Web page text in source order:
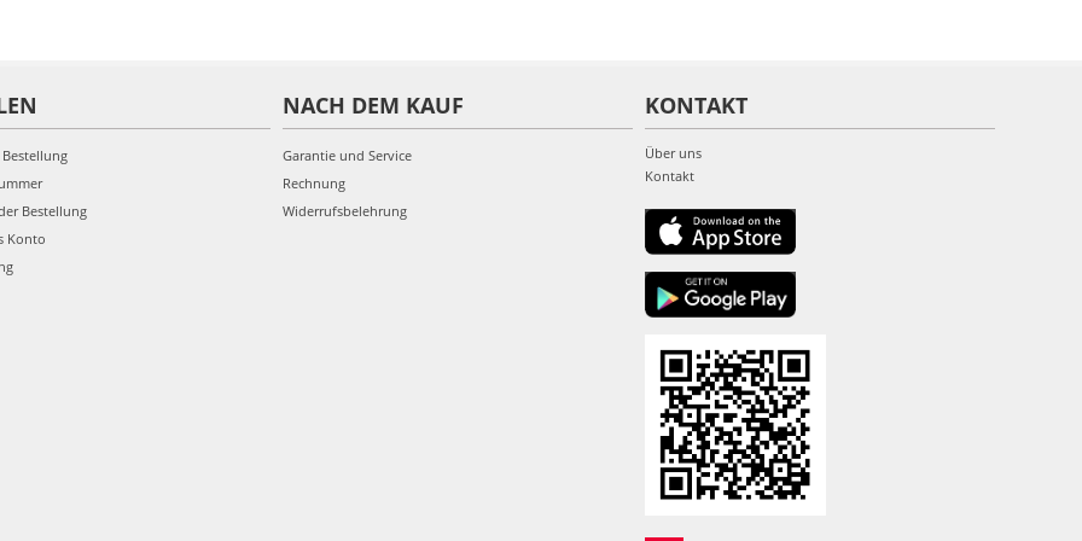
Bestellung
Konto
NACH DEM KAUF
Garantie und Service
Rechnung
Widerrufsbelehrung
KONTAKT
Über uns
Kontakt